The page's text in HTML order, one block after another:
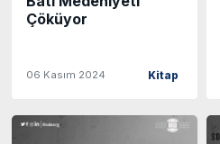
Çöküyor
06 Kasım 2024 Kitap